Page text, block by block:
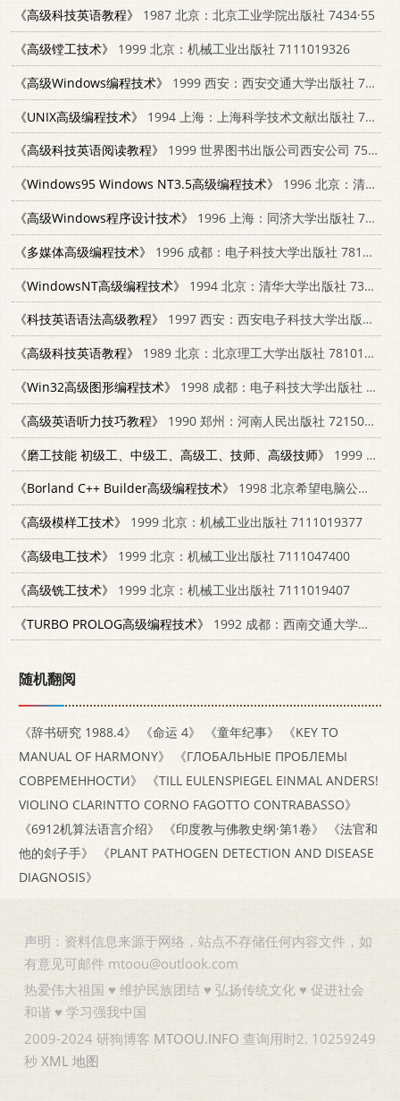
《高级科技英语教程》
1987 北京：北京工业学院出版社 7434·55
《高级镗工技术》
1999 北京：机械工业出版社 7111019326
《高级Windows编程技术》
1999 西安：西安交通大学出版社 7560511058
《UNIX高级编程技术》
1994 上海：上海科学技术文献出版社 7543903083
《高级科技英语阅读教程》
1999 世界图书出版公司西安公司 7506226669
《Windows95 Windows NT3.5高级编程技术》
1996 北京：清华大学出版社 7302020787
《高级Windows程序设计技术》
1996 上海：同济大学出版社 7560816088
《多媒体高级编程技术》
1996 成都：电子科技大学出版社 7810432869
《WindowsNT高级编程技术》
1994 北京：清华大学出版社 7302016275
《科技英语语法高级教程》
1997 西安：西安电子科技大学出版社 7560604501
《高级科技英语教程》
1989 北京：北京理工大学出版社 7810132350
《Win32高级图形编程技术》
1998 成都：电子科技大学出版社 781043960X
《高级英语听力技巧教程》
1990 郑州：河南人民出版社 7215007294
《磨工技能 初级工、中级工、高级工、技师、高级技师》
1999 北京：航空工业出版社；中国劳动出版社 780134457X
《Borland C++ Builder高级编程技术》
1998 北京希望电脑公司 7980008405
《高级模样工技术》
1999 北京：机械工业出版社 7111019377
《高级电工技术》
1999 北京：机械工业出版社 7111047400
《高级铣工技术》
1999 北京：机械工业出版社 7111019407
《TURBO PROLOG高级编程技术》
1992 成都：西南交通大学出版社 7810223798
随机翻阅
《辞书研究 1988.4》 《命运 4》 《童年纪事》
《KEY TO
MANUAL OF HARMONY》
《ГЛОБАЛЬНЫЕ ПРОБЛЕМЫ
СОВРЕМЕННОСТИ》
《TILL EULENSPIEGEL EINMAL ANDERS!
VIOLINO CLARINTTO CORNO FAGOTTO CONTRABASSO》
《6912机算法语言介绍》
《印度教与佛教史纲·第1卷》
《法官和
他的刽子手》
《PLANT PATHOGEN DETECTION AND DISEASE
DIAGNOSIS》
声明：资料信息来源于网络，站点不存储任何内容文件，如
有意见可邮件 mtoou@outlook.com
热爱伟大祖国 ♥ 维护民族团结 ♥ 弘扬传统文化 ♥ 促进社会
和谐 ♥ 学习强我中国
2009-2024 研狗博客 MTOOU.INFO 查询用时2. 10259249
秒 XML 地图